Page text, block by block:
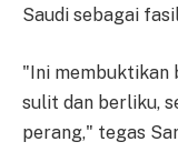
Saudi sebagai
"Ini membuktikan
sulit dan berliku,
perang," tegas